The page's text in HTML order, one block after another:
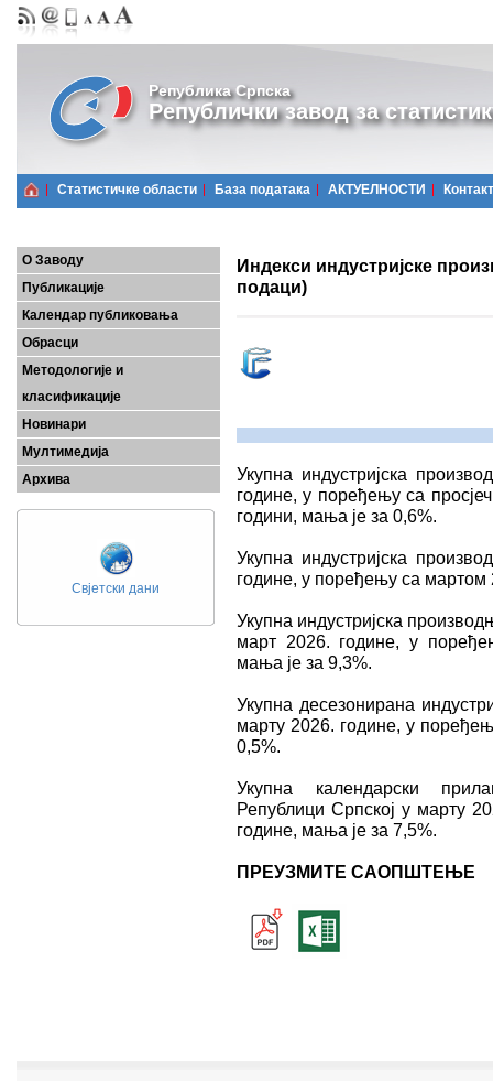
Република Српска
Републички завод за
Статистичке области Базa података АКТУЕЛНОСТИ Контакт
О Заводу
Публикације
Календар публиковања
Обрасци
Методологије и
класификације
Новинари
Мултимедија
Архива
Свјетски дани
Индекси индустријске
подаци)
Укупна индустријска
године, у поређењу са
години, мања је за 0,6%.
Укупна индустријска
године, у поређењу са мартом
Укупна индустријска
март 2026. године, у
мања је за 9,3%.
Укупна десезонирана
марту 2026. године, у
0,5%.
Укупна календарски
Републици Српској у марту
године, мања је за 7,5%.
ПРЕУЗМИТЕ САОПШТЕЊЕ